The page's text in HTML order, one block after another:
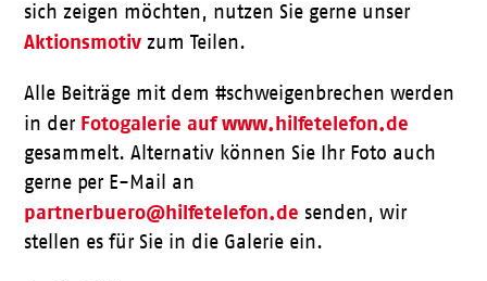
sich zeigen möchten, nutzen Sie gerne unser
Aktionsmotiv zum Teilen.
Alle Beiträge mit dem #schweigenbrechen werden
in der Fotogalerie auf www.hilfetelefon.de
gesammelt. Alternativ können Sie Ihr Foto auch
gerne per E-Mail an
partnerbuero@hilfetelefon.de senden, wir
stellen es für Sie in die Galerie ein.